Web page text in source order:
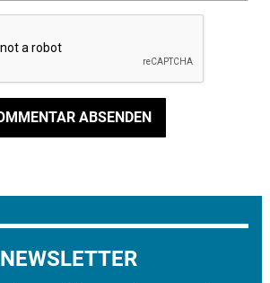
ABSENDEN
NEWSLETTER